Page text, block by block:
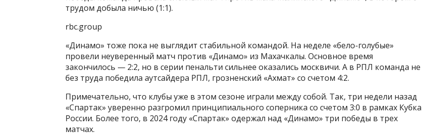
трудом добыла ничью (1:1).
rbc.group
«Динамо» тоже пока не выглядит стабильной командой. На неделе «бело-голубые»
провели неуверенный матч против «Динамо» из Махачкалы. Основное время
закончилось — 2:2, но в серии пенальти сильнее оказались москвичи. А в РПЛ команда не
без труда победила аутсайдера РПЛ, грозненский «Ахмат» со счетом 4:2.
Примечательно, что клубы уже в этом сезоне играли между собой. Так, три недели назад
«Спартак» уверенно разгромил принципиального соперника со счетом 3:0 в рамках Кубка
России. Более того, в 2024 году «Спартак» одержал над «Динамо» три победы в трех
матчах.